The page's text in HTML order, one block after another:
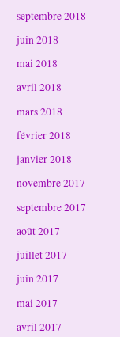
septembre 2018
juin 2018
mai 2018
avril 2018
mars 2018
février 2018
janvier 2018
novembre 2017
septembre 2017
août 2017
juillet 2017
juin 2017
mai 2017
avril 2017